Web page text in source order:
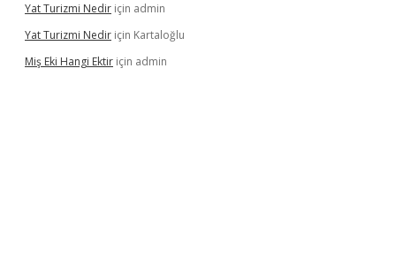
Yat Turizmi Nedir için admin
Yat Turizmi Nedir için Kartaloğlu
Miş Eki Hangi Ektir için admin